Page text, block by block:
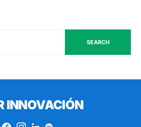
SEARCH
INNOVACIÓN